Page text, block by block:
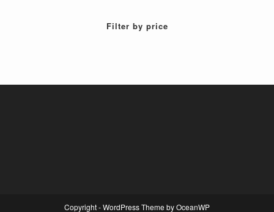
Filter by price
Copyright - WordPress Theme by OceanWP